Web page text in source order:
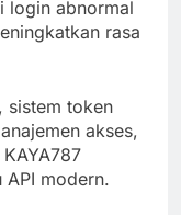
login abnormal
rasa
sistem token
akses,
API modern.